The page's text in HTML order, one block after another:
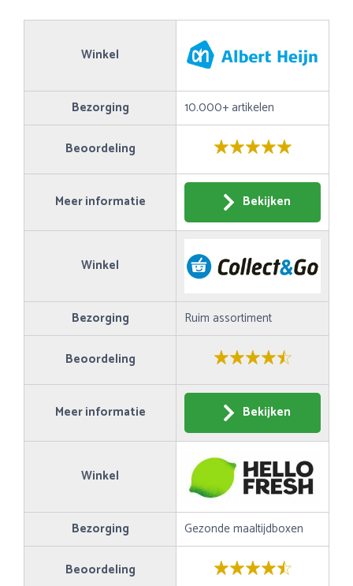
Winkel
Bezorging 10.000+ artikelen
Beoordeling
Meer informatie Bekijken
Winkel
Bezorging Ruim assortiment
Beoordeling
Meer informatie Bekijken
Winkel
Bezorging Gezonde maaltijdboxen
Beoordeling